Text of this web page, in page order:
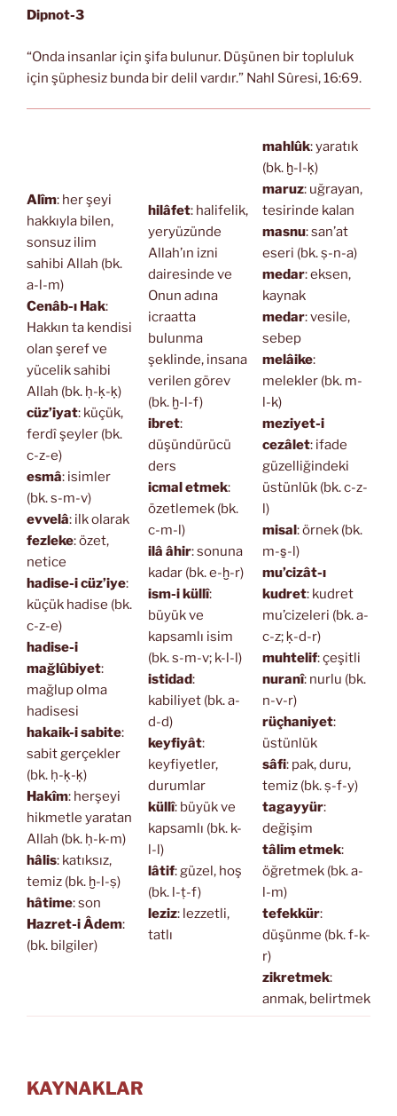
Dipnot-3
“Onda insanlar için şifa bulunur. Düşünen bir topluluk
için şüphesiz bunda bir delil vardır.” Nahl Sûresi, 16:69.
Alîm: her şeyi
hakkıyla bilen,
sonsuz ilim
sahibi Allah (bk.
a-l-m)
Cenâb-ı Hak:
Hakkın ta kendisi
olan şeref ve
yücelik sahibi
Allah (bk. ḥ-ḳ-ḳ)
cüz’iyat: küçük,
ferdî şeyler (bk.
c-z-e)
esmâ: isimler
(bk. s-m-v)
evvelâ: ilk olarak
fezleke: özet,
netice
hadise-i cüz’iye:
küçük hadise (bk.
c-z-e)
hadise-i
mağlûbiyet:
mağlup olma
hadisesi
hakaik-i sabite:
sabit gerçekler
(bk. ḥ-ḳ-ḳ)
Hakîm: herşeyi
hikmetle yaratan
Allah (bk. ḥ-k-m)
hâlis: katıksız,
temiz (bk. ḫ-l-ṣ)
hâtime: son
Hazret-i Âdem:
(bk. bilgiler)
hilâfet: halifelik,
yeryüzünde
Allah’ın izni
dairesinde ve
Onun adına
icraatta
bulunma
şeklinde, insana
verilen görev
(bk. ḫ-l-f)
ibret:
düşündürücü
ders
icmal etmek:
özetlemek (bk.
c-m-l)
ilâ âhir: sonuna
kadar (bk. e-ḫ-r)
ism-i küllî:
büyük ve
kapsamlı isim
(bk. s-m-v; k-l-l)
istidad:
kabiliyet (bk. a-
d-d)
keyfiyât:
keyfiyetler,
durumlar
küllî: büyük ve
kapsamlı (bk. k-
l-l)
lâtif: güzel, hoş
(bk. l-ṭ-f)
leziz: lezzetli,
tatlı
mahlûk: yaratık
(bk. ḫ-l-ḳ)
maruz: uğrayan,
tesirinde kalan
masnu: san’at
eseri (bk. ṣ-n-a)
medar: eksen,
kaynak
medar: vesile,
sebep
melâike:
melekler (bk. m-
l-k)
meziyet-i
cezâlet: ifade
güzelliğindeki
üstünlük (bk. c-z-
l)
misal: örnek (bk.
m-s̱-l)
mu’cizât-ı
kudret: kudret
mu’cizeleri (bk. a-
c-z; ḳ-d-r)
muhtelif: çeşitli
nuranî: nurlu (bk.
n-v-r)
rüçhaniyet:
üstünlük
sâfi: pak, duru,
temiz (bk. ṣ-f-y)
tagayyür:
değişim
tâlim etmek:
öğretmek (bk. a-
l-m)
tefekkür:
düşünme (bk. f-k-
r)
zikretmek:
anmak, belirtmek
KAYNAKLAR